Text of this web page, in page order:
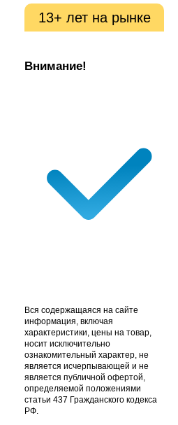
13+ лет на рынке
Внимание!
Вся содержащаяся на сайте
информация, включая
характеристики, цены на товар,
носит исключительно
ознакомительный характер, не
является исчерпывающей и не
является публичной офертой,
определяемой положениями
статьи 437 Гражданского кодекса
РФ.